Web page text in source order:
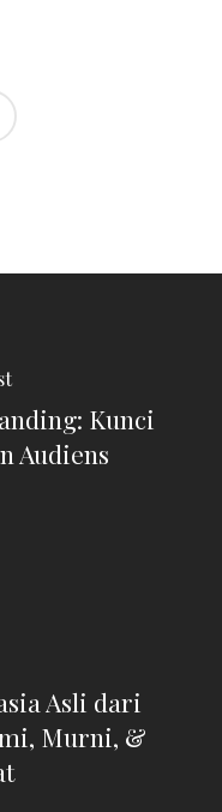
Kunci
Audiens
Asli dari
Murni, &